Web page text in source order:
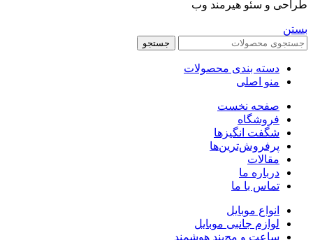
طراحی و سئو هیرمند وب
بستن
جستجو
دسته بندی محصولات
منو اصلی
صفحه نخست
فروشگاه
شگفت انگیزها
پرفروش‌ترین‌ها
مقالات
درباره ما
تماس با ما
انواع موبایل
لوازم جانبی موبایل
ساعت و مچ‌بند هوشمند